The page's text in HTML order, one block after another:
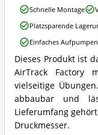
dieses
AirTrack-
Set
erhältlich?
Sport-
Thieme
AirTrack-
Set
Basic
by
AirTrack
Dieses Produkt ist
AirTrack Factory
vielseitige
abbaubar und
Lieferumfang
Druckmesser.
Sport-
Thieme
AirTrack-
Set
Basic
by
AirTrack
Factory
Vorteile:
Was
spricht
für
Schnelle Montage
Platzsparende
Einfaches Aufpumpen